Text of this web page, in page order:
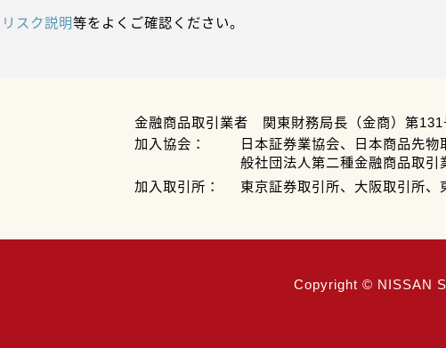
リスク説明等をよくご確認ください。
金融商品取引業者 関東財務局長（金商）第
加入協会：
日本証券業協会、日本商品先
般社団法人第二種金融商品取引
加入取引所：
東京証券取引所、大阪取引所
Copyright © NISSAN